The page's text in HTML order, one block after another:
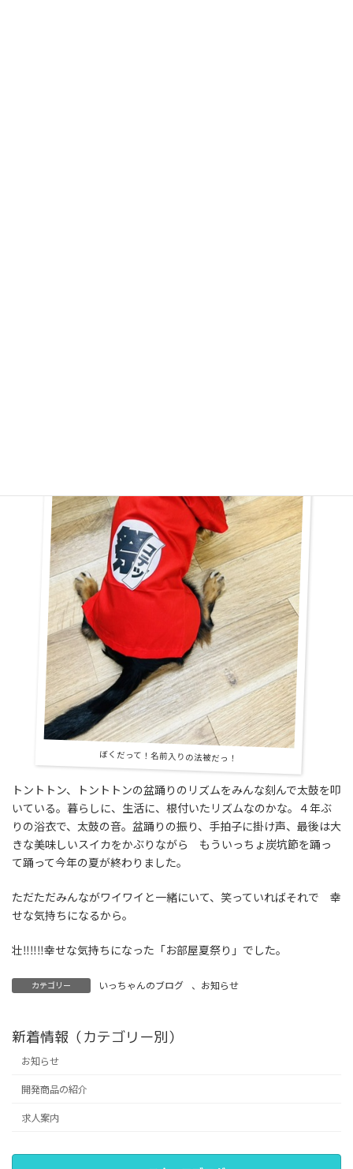
ぼくだって！名前入りの法被だっ！
トントトン、トントトンの盆踊りのリズムをみんな刻んで太鼓を叩
いている。暮らしに、生活に、根付いたリズムなのかな。４年ぶ
りの浴衣で、太鼓の音。盆踊りの振り、手拍子に掛け声、最後は大
きな美味しいスイカをかぶりながら もういっちょ炭坑節を踊っ
て踊って今年の夏が終わりました。
ただただみんながワイワイと一緒にいて、笑っていればそれで 幸
せな気持ちになるから。
壮‼‼‼幸せな気持ちになった「お部屋夏祭り」でした。
カテゴリー いっちゃんのブログ 、 お知らせ
新着情報（カテゴリー別）
お知らせ
開発商品の紹介
求人案内